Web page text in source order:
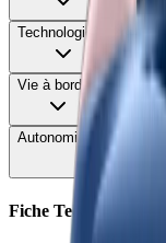
Technologie
Vie à bord85
Autonomie & Recharge
Fiche Technique